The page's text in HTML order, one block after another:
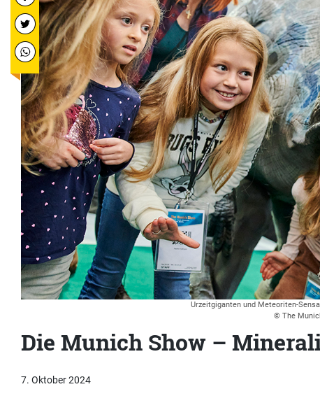
Urzeitgiganten und Meteoriten-
© The
Die Munich Show –
7. Oktober 2024